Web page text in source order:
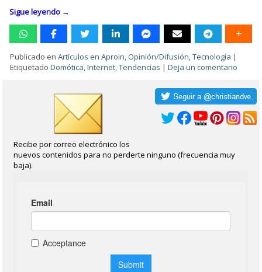
Sigue leyendo →
Publicado en Artículos en Aproin, Opinión/Difusión,Tecnología |
Etiquetado Domótica,Internet,Tendencias |Deja un comentario
Recibe por correo electrónico los
nuevos contenidos para no perderte ninguno (frecuencia muy
baja).